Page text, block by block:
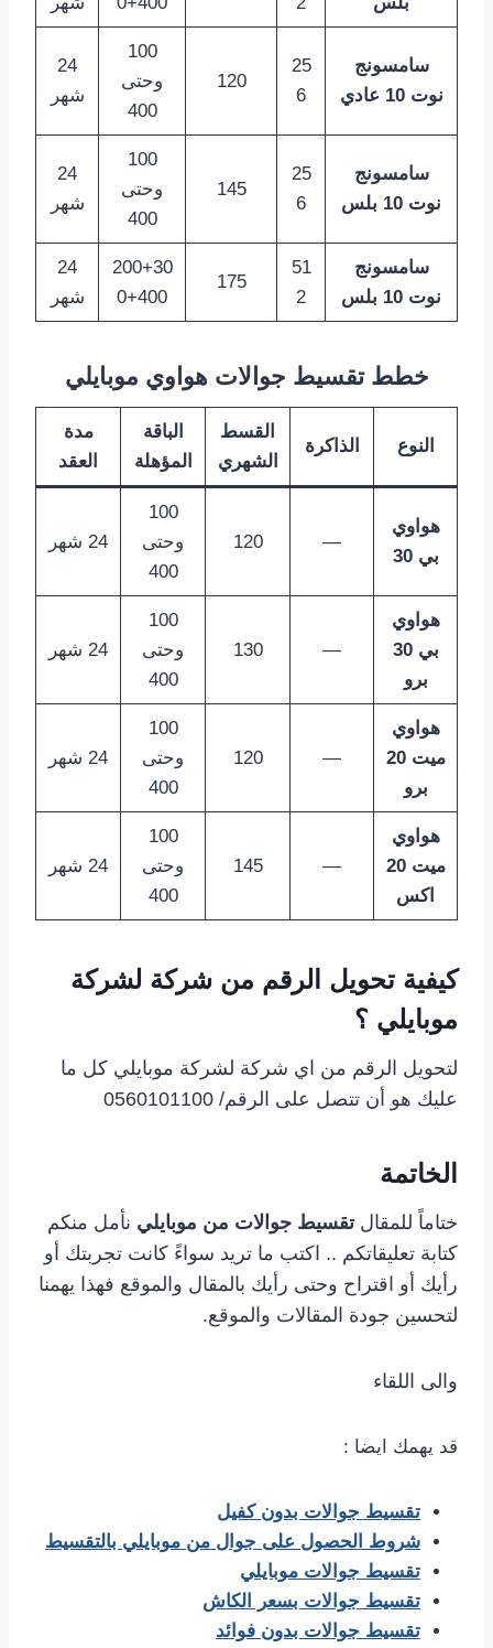
سامسونج
نوت 10 عادي
25
6
120
100
وحتى
400
24
شهر
سامسونج
نوت 10 بلس
25
6
145
100
وحتى
400
24
شهر
سامسونج
نوت 10 بلس
51
2
175
200+30
0+400
24
شهر
خطط تقسيط جوالات هواوي موبايلي
النوع الذاكرة
القسط
الشهري
الباقة
المؤهلة
مدة
العقد
هواوي
بي 30
—
120
100
وحتى
400
24 شهر
هواوي
بي 30
برو
—
130
100
وحتى
400
24 شهر
هواوي
ميت 20
برو
—
120
100
وحتى
400
24 شهر
هواوي
ميت 20
اكس
—
145
100
وحتى
400
24 شهر
كيفية تحويل الرقم من شركة لشركة
موبايلي ؟
لتحويل الرقم من اي شركة لشركة موبايلي كل ما
عليك هو أن تتصل على الرقم/ 0560101100
الخاتمة
ختاماً للمقال تقسيط جوالات من موبايلي نأمل منكم
كتابة تعليقاتكم .. اكتب ما تريد سواءً كانت تجربتك أو
رأيك أو اقتراح وحتى رأيك بالمقال والموقع فهذا يهمنا
لتحسين جودة المقالات والموقع.
والى اللقاء
قد يهمك ايضا :
تقسيط جوالات بدون كفيل
شروط الحصول على جوال من موبايلي بالتقسيط
تقسيط جوالات موبايلي
تقسيط جوالات بسعر الكاش
تقسيط جوالات بدون فوائد